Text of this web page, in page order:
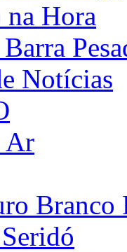
na Hora
Notícias
Ar
Branco